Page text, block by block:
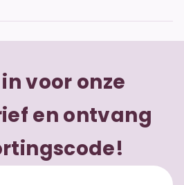
voor onze
en ontvang